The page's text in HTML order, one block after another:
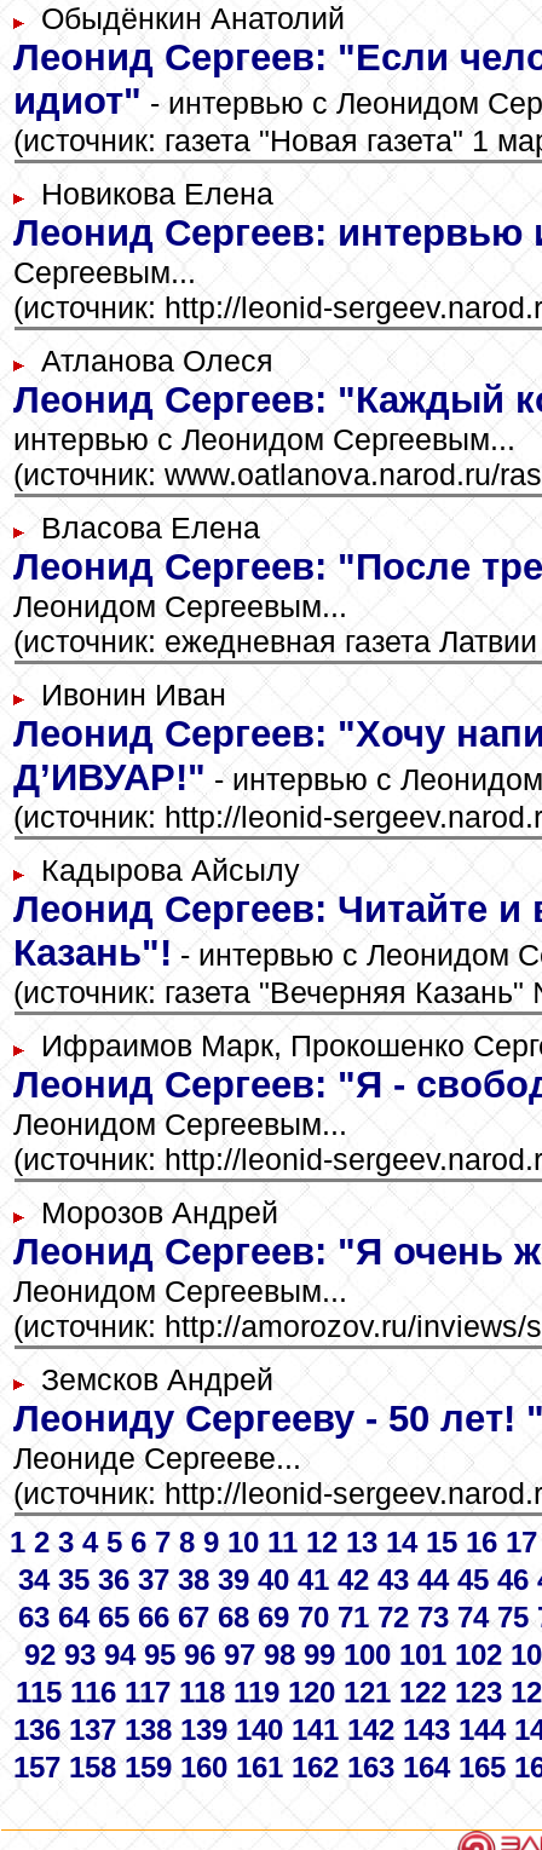
Обыдёнкин Анатолий
Леонид Сергеев: "Если
идиот" - интервью с Леонидом
(источник: газета "Новая газета" 1
Новикова Елена
Леонид Сергеев: интервью
Сергеевым...
(источник: http://leonid-
Атланова Олеся
Леонид Сергеев: "Каждый
интервью c Леонидом Сергеевым...
(источник: www.oatlanova.narod.ru/
Власова Елена
Леонид Сергеев: "После
Леонидом Сергеевым...
(источник: ежедневная газета
Ивонин Иван
Леонид Сергеев: "Хочу
Д’ИВУАР!" - интервью c
(источник: http://leonid-
Кадырова Айсылу
Леонид Сергеев: Читайте
Казань"! - интервью с Леонидом
(источник: газета "Вечерняя
Ифраимов Марк, Прокошенко
Леонид Сергеев: "Я -
Леонидом Сергеевым...
(источник: http://leonid-
Морозов Андрей
Леонид Сергеев: "Я очень
Леонидом Сергеевым...
(источник: http://amorozov.ru/
Земсков Андрей
Леониду Сергееву - 50 лет!
Леониде Сергееве...
(источник: http://leonid-
1 2 3 4 5 6 7 8 9 10 11 12 13 14 15 16 17
34 35 36 37 38 39 40 41 42 43 44 45 46
63 64 65 66 67 68 69 70 71 72 73 74 75
92 93 94 95 96 97 98 99 100 101 102
115 116 117 118 119 120 121 122 123
136 137 138 139 140 141 142 143 144
157 158 159 160 161 162 163 164 165